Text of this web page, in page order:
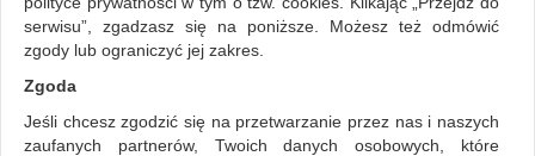
REKLAMA
AKTUALNOŚCI
Drobne akcesoria biurowe Dziurkacze
serwisu”, zgadzasz się na poniższe. Możesz też odmówić
zgody lub ograniczyć jej zakres.
Zgoda
Jeśli chcesz zgodzić się na przetwarzanie przez nas i naszych
zaufanych partnerów, Twoich danych osobowych, które